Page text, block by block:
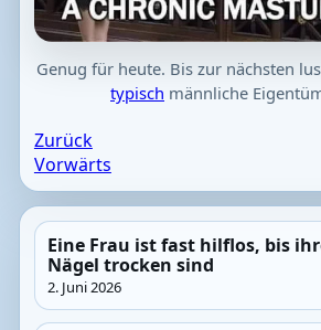
Genug für heute. Bis zur nächsten
typisch männliche
Zurück
Vorwärts
Eine Frau ist fast hilflos, bis
Nägel trocken sind
2. Juni 2026